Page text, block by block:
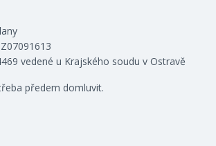
vedené u Krajského soudu v Ostravě
předem domluvit.